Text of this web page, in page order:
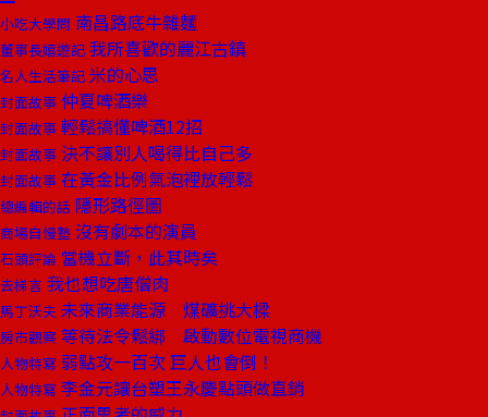
小吃大學問 南昌路底牛雜麵
董事長嬉遊記 我所喜歡的麗江古鎮
名人生活筆記 米的心思
封面故事 仲夏啤酒樂
封面故事 輕鬆搞懂啤酒12招
封面故事 決不讓別人喝得比自己多
封面故事 在黃金比例氣泡裡放輕鬆
總編輯的話 隱形路徑圖
商場自慢塾 沒有劇本的演員
石頭評論 當機立斷，此其時矣
去梯言 我也想吃唐僧肉
馬丁沃夫 未來商業能源 煤礦挑大樑
房市觀察 等待法令鬆綁 啟動數位電視商機
人物特寫 弱點攻一百次 巨人也會倒！
人物特寫 李金元讓台塑王永慶點頭做直銷